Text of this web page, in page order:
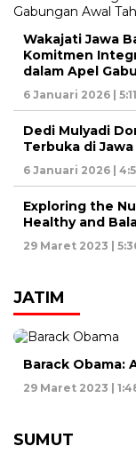
Wakajati Jawa
Komitmen
dalam Apel
6 Januari 2026 |
Dedi Mulyadi
Terbuka di
6 Januari 2026 |
Exploring the
Healthy and
29 Maret 2023 |
JATIM
Barack Obama:
29 Maret 2023 |
SUMUT